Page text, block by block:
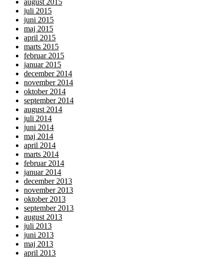
august 2015
juli 2015
juni 2015
maj 2015
april 2015
marts 2015
februar 2015
januar 2015
december 2014
november 2014
oktober 2014
september 2014
august 2014
juli 2014
juni 2014
maj 2014
april 2014
marts 2014
februar 2014
januar 2014
december 2013
november 2013
oktober 2013
september 2013
august 2013
juli 2013
juni 2013
maj 2013
april 2013